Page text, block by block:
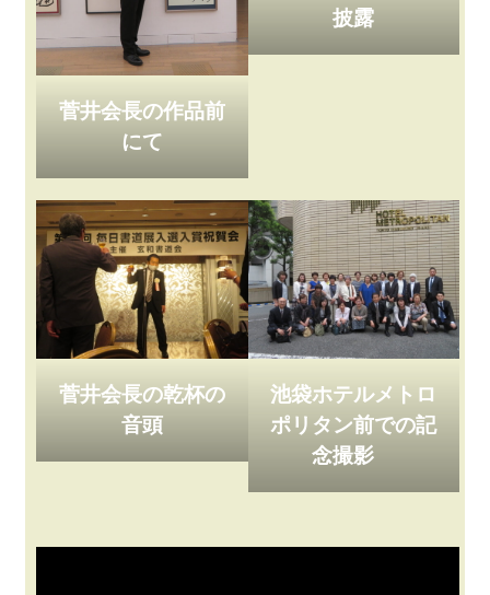
菅井会長の作品前
にて
披露
菅井会長の乾杯の
音頭
池袋ホテルメトロ
ポリタン前での記
念撮影